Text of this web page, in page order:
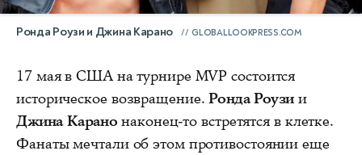
Ронда Роузи и Джина Карано GLOBALLOOKPRESS.COM
17 мая в США на турнире MVP состоится
историческое возвращение.Ронда Роузи и
Джина Карано наконец-то встретятся в клетке.
Фанаты мечтали об этом противостоянии еще